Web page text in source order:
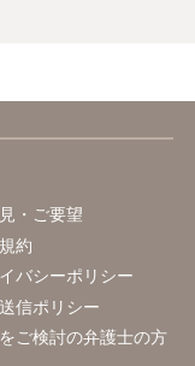
・ご要望
約
バシーポリシー
信ポリシー
ご検討の弁護士の方